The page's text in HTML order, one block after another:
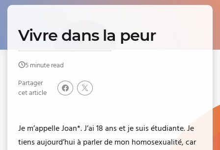
Vivre dans la peur
5 minute read
Partager
cet article
Je m’appelle Joan*. J’ai 18 ans et je suis étudiante. Je
tiens aujourd’hui à parler de mon homosexualité, car